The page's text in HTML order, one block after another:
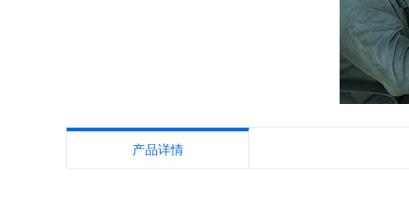
产品详情